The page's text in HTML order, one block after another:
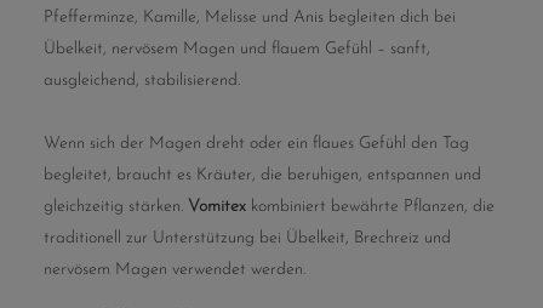
Pfefferminze, Kamille, Melisse und Anis begleiten dich bei
Übelkeit, nervösem Magen und flauem Gefühl – sanft,
ausgleichend, stabilisierend.
Wenn sich der Magen dreht oder ein flaues Gefühl den Tag
begleitet, braucht es Kräuter, die beruhigen, entspannen und
gleichzeitig stärken. Vomitexkombiniert bewährte Pflanzen, die
traditionell zur Unterstützung bei Übelkeit, Brechreiz und
nervösem Magen verwendet werden.